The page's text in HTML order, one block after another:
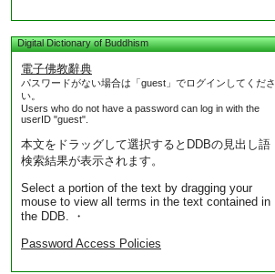
Digital Dictionary of Buddhism
電子佛教辭典
パスワードがない場合は「guest」でログインしてくださ
い。
Users who do not have a password can log in with the
userID "guest".
本文をドラッグして選択するとDDBの見出し語
検索結果が表示されます。
Select a portion of the text by dragging your
mouse to view all terms in the text contained in
the DDB. ・
Password Access Policies